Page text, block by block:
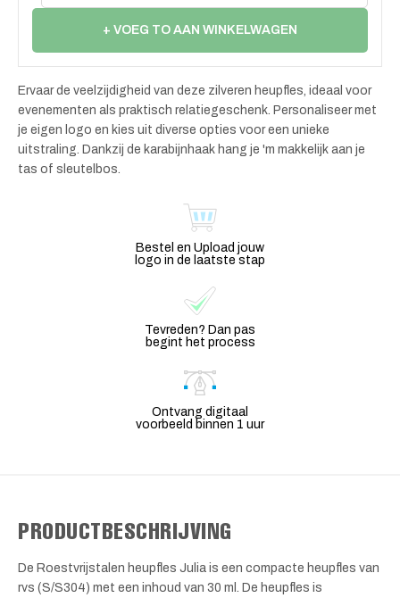
+ VOEG TO AAN WINKELWAGEN
Ervaar de veelzijdigheid van deze zilveren heupfles, ideaal voor
evenementen als praktisch relatiegeschenk. Personaliseer met
je eigen logo en kies uit diverse opties voor een unieke
uitstraling. Dankzij de karabijnhaak hang je 'm makkelijk aan je
tas of sleutelbos.
Bestel en Upload jouw
logo in de laatste stap
Tevreden? Dan pas
begint het process
Ontvang digitaal
voorbeeld binnen 1 uur
PRODUCTBESCHRIJVING
De Roestvrijstalen heupfles Julia is een compacte heupfles van
rvs (S/S304) met een inhoud van 30 ml. De heupfles is